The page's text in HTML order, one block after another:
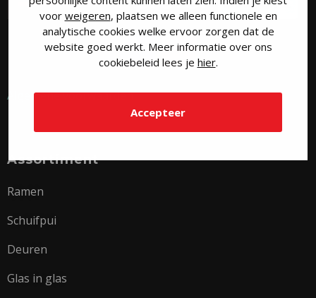
voor weigeren, plaatsen we alleen functionele en
analytische cookies welke ervoor zorgen dat de
website goed werkt. Meer informatie over ons
cookiebeleid lees je hier.
Accepteer
Algemene voorwaarden
Assortiment
Ramen
Schuifpui
Deuren
Glas in glas